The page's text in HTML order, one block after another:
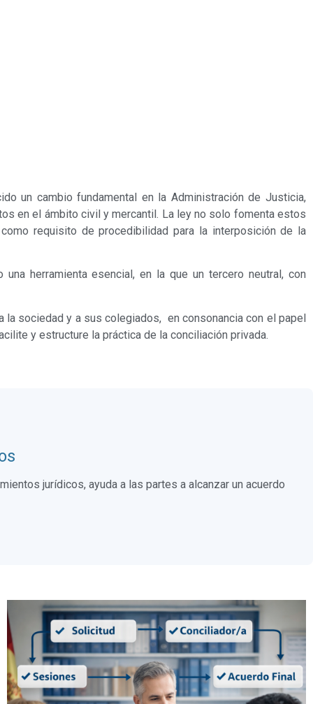
un cambio fundamental en la Administración de Justicia,
en el ámbito civil y mercantil. La ley no solo fomenta estos
requisito de procedibilidad para la interposición de la
herramienta esencial, en la que un tercero neutral, con
sociedad y a sus colegiados, en consonancia con el papel
y estructure la práctica de la conciliación privada.
jurídicos, ayuda a las partes a alcanzar un acuerdo